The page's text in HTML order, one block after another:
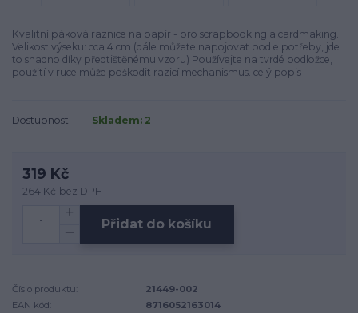
Kvalitní páková raznice na papír - pro scrapbooking a cardmaking.
Velikost výseku: cca 4 cm (dále můžete napojovat podle potřeby, jde
to snadno díky předtištěnému vzoru) Používejte na tvrdé podložce,
použití v ruce může poškodit razicí mechanismus. celý popis
Dostupnost Skladem: 2
319 Kč
264 Kč bez DPH
Přidat do košíku
Číslo produktu:
21449-002
EAN kód:
8716052163014